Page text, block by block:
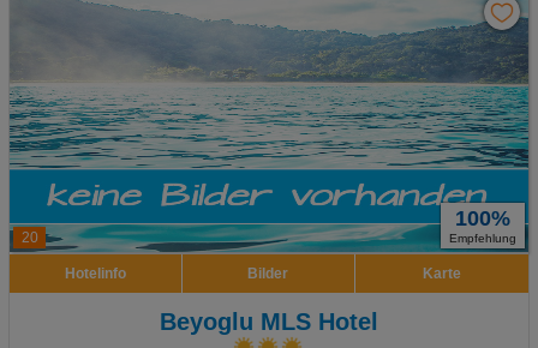
20
100%
Empfehlung
Hotelinfo Bilder Karte
Beyoglu MLS Hotel